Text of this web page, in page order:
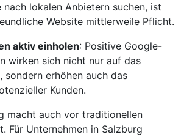
nach lokalen Anbietern suchen, ist
Website mittlerweile Pflicht.
aktiv einholen: Positive Google-
wirken sich nicht nur auf das
sondern erhöhen auch das
Kunden.
macht auch vor traditionellen
Für Unternehmen in Salzburg